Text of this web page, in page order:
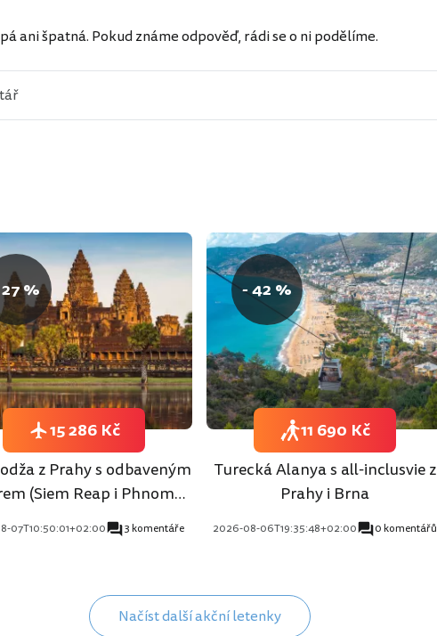
ani špatná. Pokud známe odpověď, rádi se o ni podělíme.
%
z Prahy s odbaveným
(Siem Reap i Phnom
07T10:50:01+02:00 3 komentáře
15 286 Kč
- 42 %
Turecká Alanya s all-inclusvie z
Prahy i Brna
2026-08-06T19:35:48+02:00 0 komentářů
11 690 Kč
Načíst další akční letenky